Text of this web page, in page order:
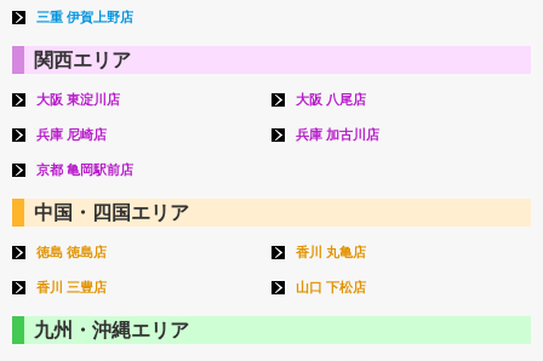
三重 伊賀上野店
関西エリア
大阪 東淀川店 大阪 八尾店
兵庫 尼崎店 兵庫 加古川店
京都 亀岡駅前店
中国・四国エリア
徳島 徳島店 香川 丸亀店
香川 三豊店 山口 下松店
九州・沖縄エリア